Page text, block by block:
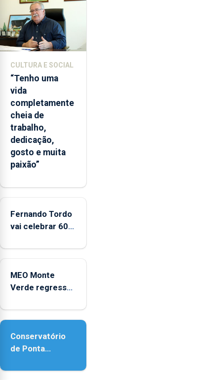
2022
e
2026.
A
ilha
das
Flores
apresenta
um
“decréscimo
significativo”
da
CPUE
entre
e
CULTURA E SOCIAL
“Tenho uma
vida
completamente
cheia de
trabalho,
dedicação,
gosto e muita
paixão”
Fernando Tordo
vai celebrar 60
no Coliseu
MEO Monte
Verde regressa
acessibilidade
Conservatório
de Ponta
contar com